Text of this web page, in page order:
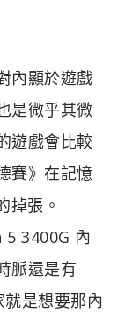
內顯於遊戲
是微乎其微
遊戲會比較
賽》在記憶
掉張。
5 3400G 內
脈還是有
是想要那內